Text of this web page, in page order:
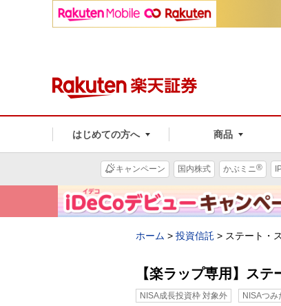
はじめての方へ 商品
キャンペーン 国内株式 かぶミニ®
ホーム > 投資信託 > ステート・
【楽ラップ専用】ス
NISA成長投資枠 対象外 NISAつみ